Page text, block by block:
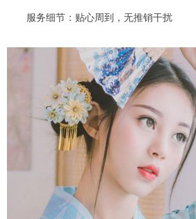
服务细节：贴心周到，无推销干扰